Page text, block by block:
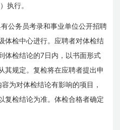
执行。
公务员考录和事业单位公开招聘
体检中心进行。应聘者对体检结
体检结论的7日内，以书面形式
其规定。复检将在应聘者提出申
为对体检结论有影响的项目，
复检结论为准。体检合格者确定